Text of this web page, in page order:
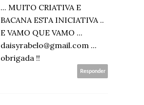
... MUITO CRIATIVA E
BACANA ESTA INICIATIVA ..
E VAMO QUE VAMO ...
daisyrabelo@gmail.com ...
obrigada !!
Responder